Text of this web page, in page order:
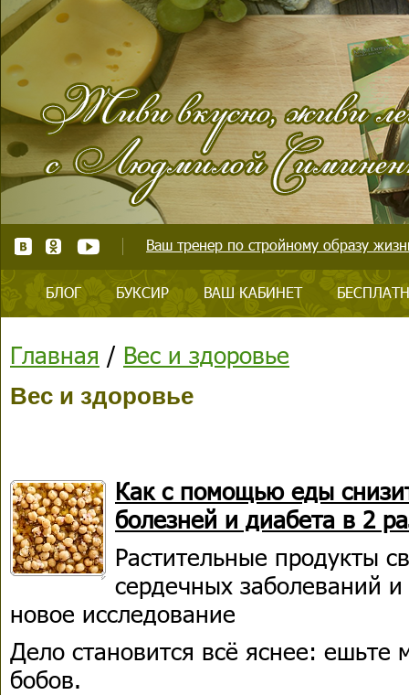
Ваш тренер по стройному образу
БЛОГ БУКСИР ВАШ КАБИНЕТ
Главная / Вес и здоровье
Вес и здоровье
Как с помощью еды
болезней и диабета в 2
Растительные продукты
сердечных заболеваний
новое исследование
Дело становится всё яснее:
бобов.